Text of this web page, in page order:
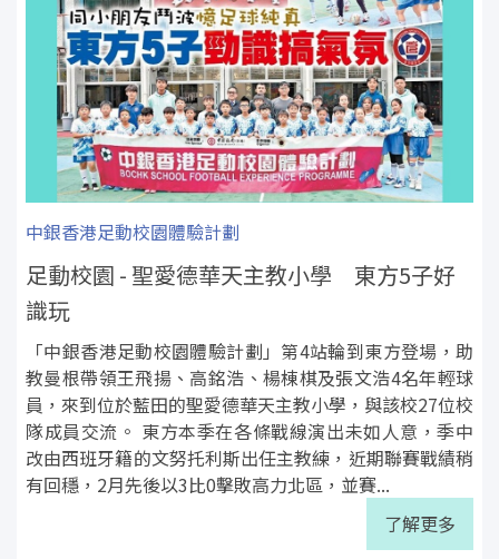
中銀香港足動校園體驗計劃
足動校園 - 聖愛德華天主教小學 東方5子好
識玩
「中銀香港足動校園體驗計劃」第4站輪到東方登場，助
教曼根帶領王飛揚、高銘浩、楊棟棋及張文浩4名年輕球
員，來到位於藍田的聖愛德華天主教小學，與該校27位校
隊成員交流。 東方本季在各條戰線演出未如人意，季中
改由西班牙籍的文努托利斯出任主教練，近期聯賽戰績稍
有回穩，2月先後以3比0擊敗高力北區，並賽...
了解更多